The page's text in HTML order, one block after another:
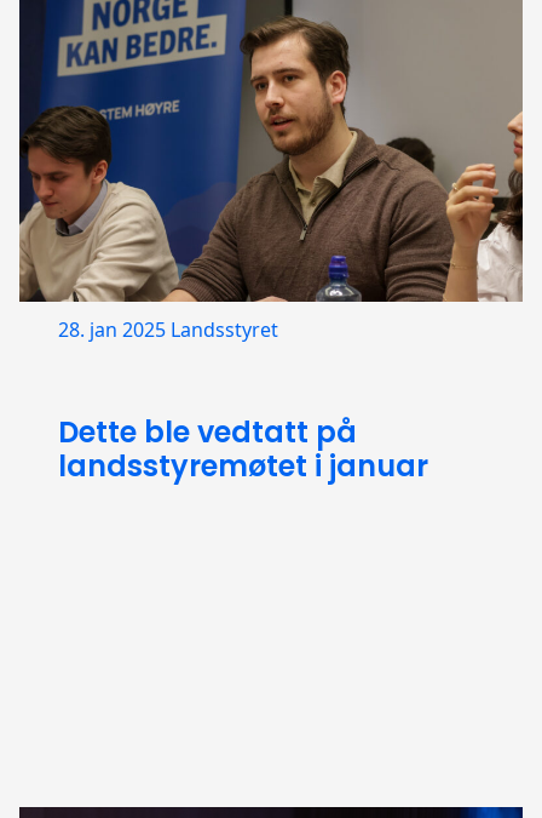
28. jan 2025 Landsstyret
Dette ble vedtatt på
landsstyremøtet i januar